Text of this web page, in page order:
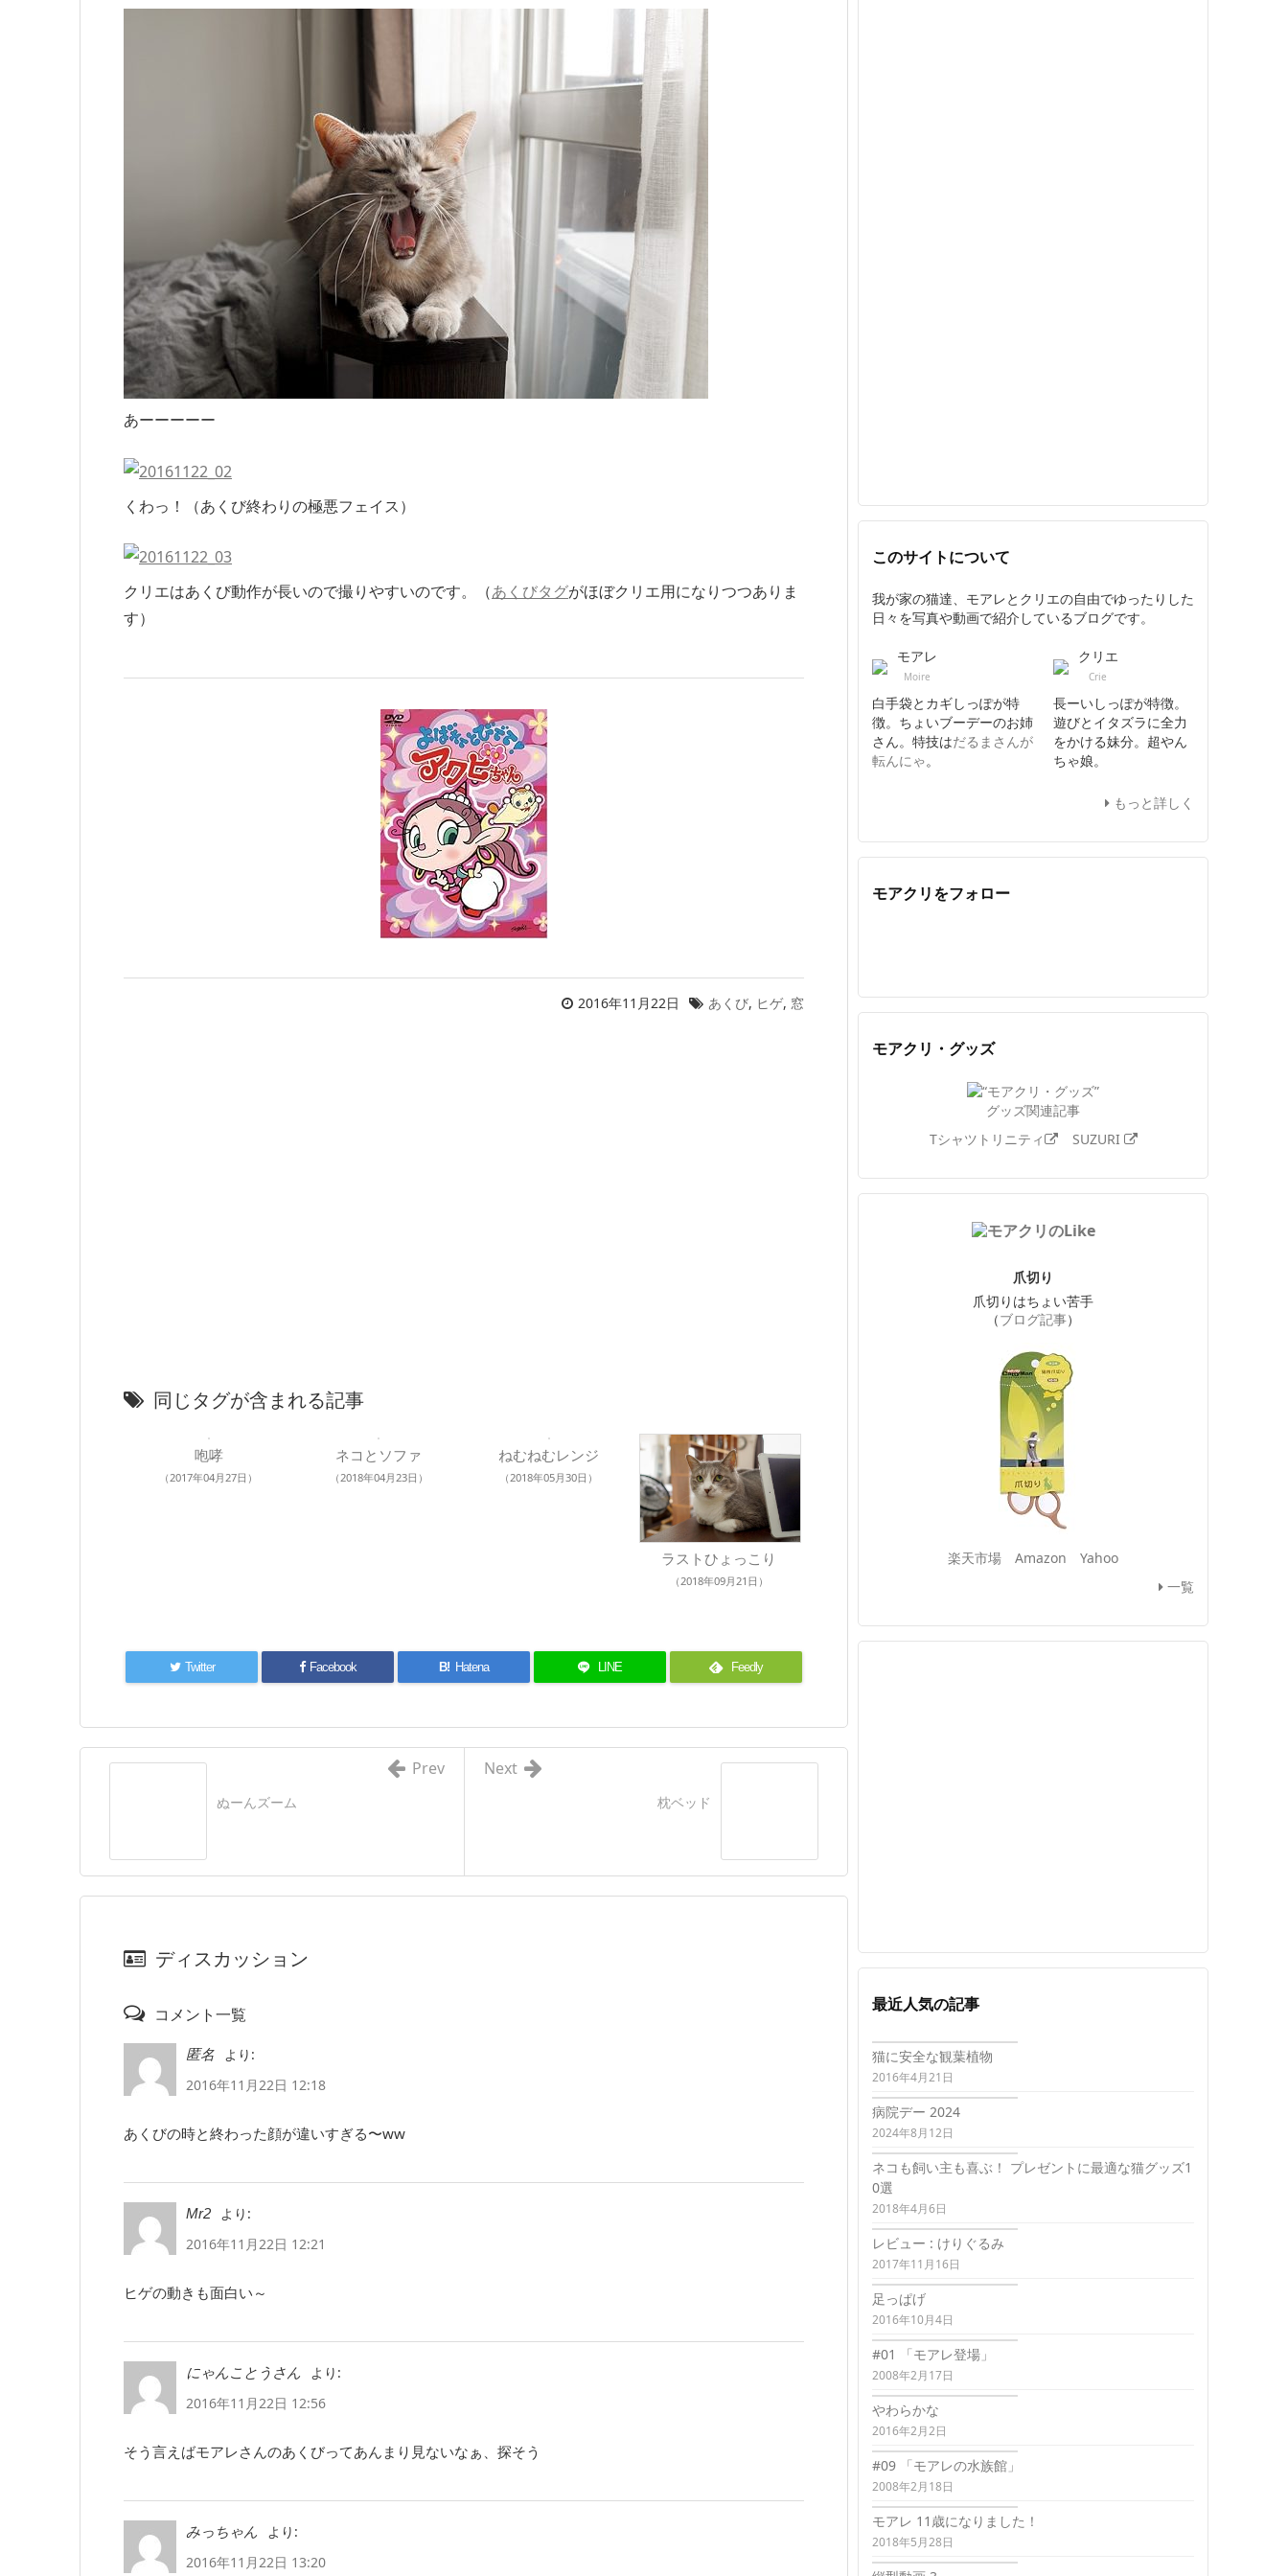
あーーーーー
くわっ！（あくび終わりの極悪フェイス）
クリエはあくび動作が長いので撮りやすいのです。（あくびタグがほぼクリエ用になりつつありま
す）
2016年11月22日 あくび, ヒゲ, 窓
同じタグが含まれる記事
咆哮
（2017年04月27日）
ネコとソファ
（2018年04月23日）
ねむねむレンジ
（2018年05月30日）
ラストひょっこり
（2018年09月21日）
Twitter Facebook B! Hatena LINE Feedly
枕ベッド
Next
ぬーんズーム
Prev
ディスカッション
コメント一覧
匿名
より:
2016年11月22日 12:18
あくびの時と終わった顔が違いすぎる〜ww
Mr2
より:
2016年11月22日 12:21
ヒゲの動きも面白い～
にゃんことうさん
より:
2016年11月22日 12:56
そう言えばモアレさんのあくびってあんまり見ないなぁ、探そう
みっちゃん
より:
2016年11月22日 13:20
このサイトについて
我が家の猫達、モアレとクリエの自由でゆったりした
日々を写真や動画で紹介しているブログです。
モアレ
Moire
白手袋とカギしっぽが特
徴。ちょいブーデーのお姉
さん。特技はだるまさんが
転んにゃ。
クリエ
Crie
長ーいしっぽが特徴。
遊びとイタズラに全力
をかける妹分。超やん
ちゃ娘。
もっと詳しく
モアクリをフォロー
モアクリ・グッズ
グッズ関連記事
Tシャツトリニティ
SUZURI
爪切り
爪切りはちょい苦手
（ブログ記事）
楽天市場 Amazon
Yahoo
一覧
最近人気の記事
猫に安全な観葉植物
2016年4月21日
病院デー 2024
2024年8月12日
ネコも飼い主も喜ぶ！ プレゼントに最適な猫グッズ1
0選
2018年4月6日
レビュー : けりぐるみ
2017年11月16日
足っぱげ
2016年10月4日
#01 「モアレ登場」
2008年2月17日
やわらかな
2016年2月2日
#09 「モアレの水族館」
2008年2月18日
モアレ 11歳になりました！
2018年5月28日